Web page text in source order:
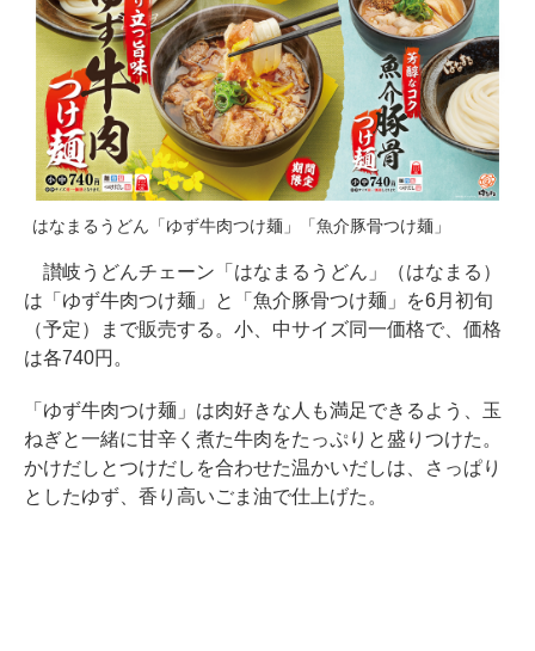
はなまるうどん「ゆず牛肉つけ麺」「魚介豚骨つけ麺」
讃岐うどんチェーン「はなまるうどん」（はなまる）
は「ゆず牛肉つけ麺」と「魚介豚骨つけ麺」を6月初旬
（予定）まで販売する。小、中サイズ同一価格で、価格
は各740円。
「ゆず牛肉つけ麺」は肉好きな人も満足できるよう、玉
ねぎと一緒に甘辛く煮た牛肉をたっぷりと盛りつけた。
かけだしとつけだしを合わせた温かいだしは、さっぱり
としたゆず、香り高いごま油で仕上げた。